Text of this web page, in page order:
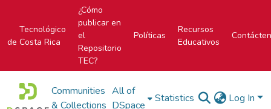
Tecnológico
de Costa Rica
¿Cómo
publicar en
el
Repositorio
TEC?
Políticas
Recursos
Educativos
Communities
& Collections
All of
DSpace
Statistics Log In